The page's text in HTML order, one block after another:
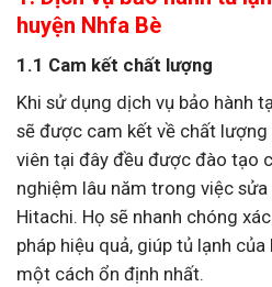
huyện Nhfa Bè
1.1 Cam kết chất lượng
Khi sử dụng dịch vụ bảo hành
sẽ được cam kết về chất
viên tại đây đều được đào tạo
nghiệm lâu năm trong việc
Hitachi. Họ sẽ nhanh chóng
pháp hiệu quả, giúp tủ lạnh
một cách ổn định nhất.